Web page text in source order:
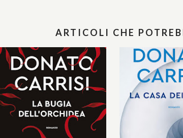
ARTICOLI CHE